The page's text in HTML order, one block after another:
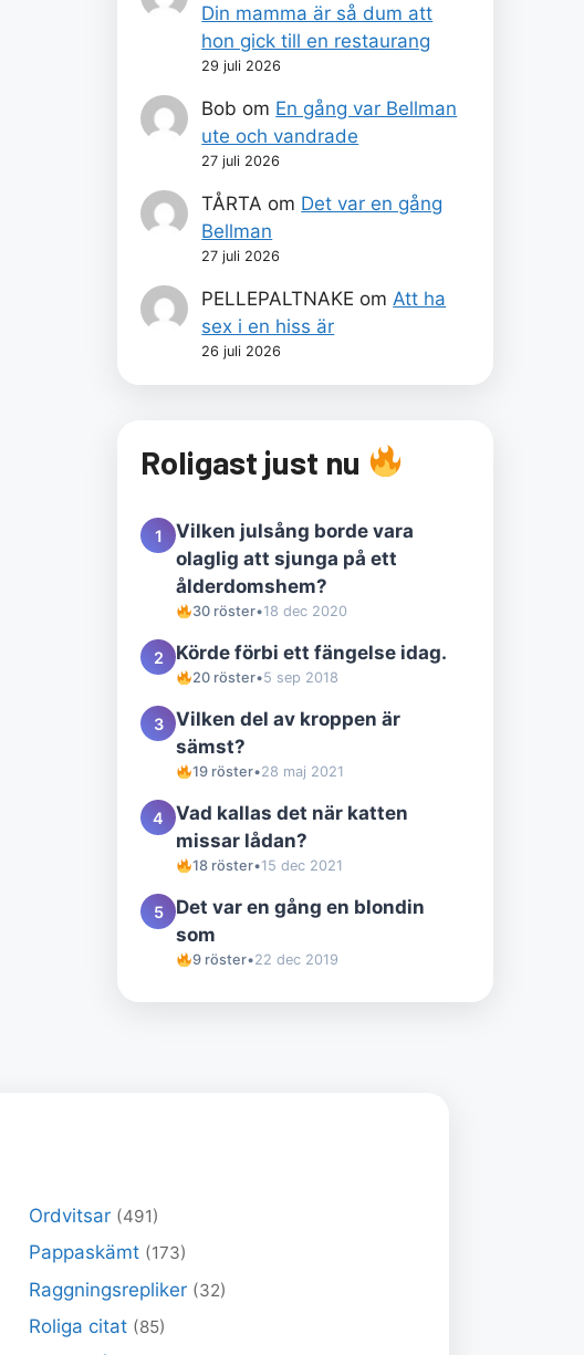
Din mamma är så dum att
hon gick till en restaurang
29 juli 2026
Bob om En gång var Bellman
ute och vandrade
27 juli 2026
TÅRTA om Det var en gång
Bellman
27 juli 2026
PELLEPALTNAKE om Att ha
sex i en hiss är
26 juli 2026
Roligast just nu
1
Vilken julsång borde vara
olaglig att sjunga på ett
ålderdomshem?
30 röster•18 dec 2020
2 Körde förbi ett fängelse idag.
20 röster•5 sep 2018
3
Vilken del av kroppen är
sämst?
19 röster•28 maj 2021
4
Vad kallas det när katten
missar lådan?
18 röster•15 dec 2021
5
Det var en gång en blondin
som
9 röster•22 dec 2019
Ordvitsar (491)
Pappaskämt (173)
Raggningsrepliker (32)
Roliga citat (85)